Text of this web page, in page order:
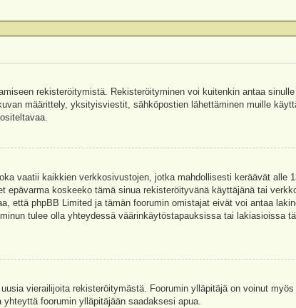
rekisteröitymistä. Rekisteröityminen voi kuitenkin antaa
määrittely, yksityisviestit, sähköpostien lähettäminen muille
vaatii kaikkien verkkosivustojen, jotka mahdollisesti keräävät alle
koskeeko tämä sinua rekisteröityvänä käyttäjänä tai
että phpBB Limited ja tämän foorumin omistajat eivät voi antaa
tulee olla yhteydessä väärinkäytöstapauksissa tai lakiasioissa
vierailijoita rekisteröitymästä. Foorumin ylläpitäjä on voinut
foorumin ylläpitäjään saadaksesi apua.